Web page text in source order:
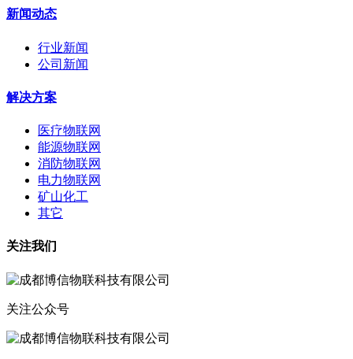
新闻动态
行业新闻
公司新闻
解决方案
医疗物联网
能源物联网
消防物联网
电力物联网
矿山化工
其它
关注我们
关注公众号